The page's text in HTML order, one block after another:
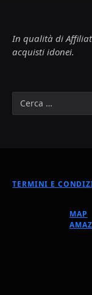
In qualità di
acquisti idonei.
TERMINI E
MAP